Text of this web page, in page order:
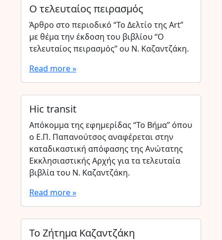
Ο τελευταίος πειρασμός
Άρθρο στο περιοδικό “Το Δελτίο της Art”
με θέμα την έκδοση του βιβλίου “Ο
τελευταίος πειρασμός” ου Ν. Καζαντζάκη.
Read more »
Hic transit
Απόκομμα της εφημερίδας “Το Βήμα” όπου
ο Ε.Π. Παπανούτσος αναφέρεται στην
καταδικαστική απόφασης της Ανώτατης
Εκκλησιαστικής Αρχής για τα τελευταία
βιβλία του Ν. Καζαντζάκη.
Read more »
Το Ζήτημα Καζαντζάκη